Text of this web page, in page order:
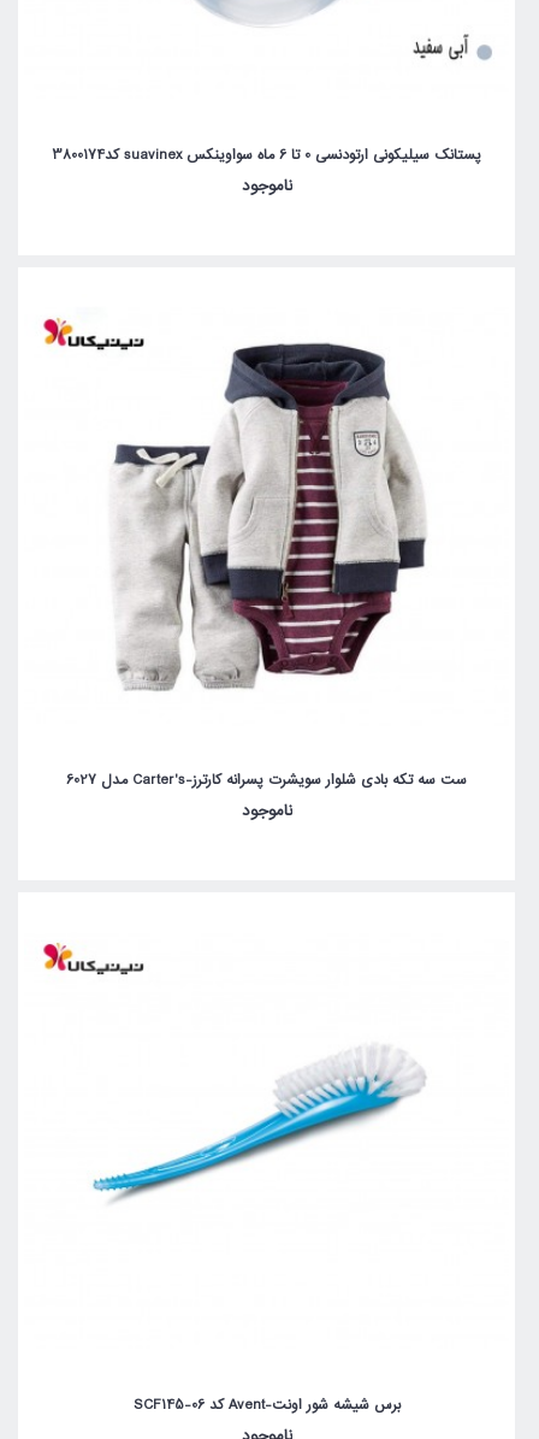
پستانک سیلیکونی ارتودنسی 0 تا 6 ماه سواوینکس suavinex کد3800174
ناموجود
ست سه تکه بادی شلوار سویشرت پسرانه کارترز-Carter's مدل 6027
ناموجود
برس شیشه شور اونت-Avent کد SCF145-06